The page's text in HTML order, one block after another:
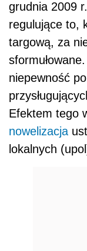
grudnia 2009
regulujące to,
targową, za
niepewność
Efektem tego
nowelizacja
lokalnych